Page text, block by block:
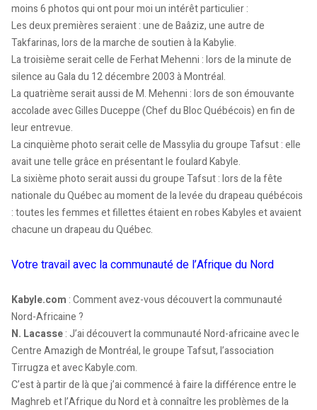
moins 6 photos qui ont pour moi un intérêt particulier :
Les deux premières seraient : une de Baâziz, une autre de
Takfarinas, lors de la marche de soutien à la Kabylie.
La troisième serait celle de Ferhat Mehenni : lors de la minute de
silence au Gala du 12 décembre 2003 à Montréal.
La quatrième serait aussi de M. Mehenni : lors de son émouvante
accolade avec Gilles Duceppe (Chef du Bloc Québécois) en fin de
leur entrevue.
La cinquième photo serait celle de Massylia du groupe Tafsut : elle
avait une telle grâce en présentant le foulard Kabyle.
La sixième photo serait aussi du groupe Tafsut : lors de la fête
nationale du Québec au moment de la levée du drapeau québécois
: toutes les femmes et fillettes étaient en robes Kabyles et avaient
chacune un drapeau du Québec.
Votre travail avec la communauté de l’Afrique du Nord
Kabyle.com : Comment avez-vous découvert la communauté
Nord-Africaine ?
N. Lacasse: J’ai découvert la communauté Nord-africaine avec le
Centre Amazigh de Montréal, le groupe Tafsut, l’association
Tirrugza et avec Kabyle.com.
C’est à partir de là que j’ai commencé à faire la différence entre le
Maghreb et l’Afrique du Nord et à connaître les problèmes de la